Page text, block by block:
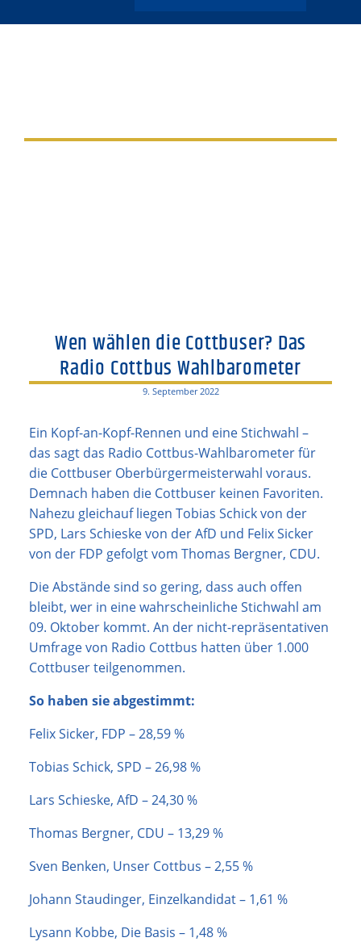
Wen wählen die Cottbuser? Das
Radio Cottbus Wahlbarometer
9. September 2022
Ein Kopf-an-Kopf-Rennen und eine Stichwahl –
das sagt das Radio Cottbus-Wahlbarometer für
die Cottbuser Oberbürgermeisterwahl voraus.
Demnach haben die Cottbuser keinen Favoriten.
Nahezu gleichauf liegen Tobias Schick von der
SPD, Lars Schieske von der AfD und Felix Sicker
von der FDP gefolgt vom Thomas Bergner, CDU.
Die Abstände sind so gering, dass auch offen
bleibt, wer in eine wahrscheinliche Stichwahl am
09. Oktober kommt. An der nicht-repräsentativen
Umfrage von Radio Cottbus hatten über 1.000
Cottbuser teilgenommen.
So haben sie abgestimmt:
Felix Sicker, FDP – 28,59 %
Tobias Schick, SPD – 26,98 %
Lars Schieske, AfD – 24,30 %
Thomas Bergner, CDU – 13,29 %
Sven Benken, Unser Cottbus – 2,55 %
Johann Staudinger, Einzelkandidat – 1,61 %
Lysann Kobbe, Die Basis – 1,48 %